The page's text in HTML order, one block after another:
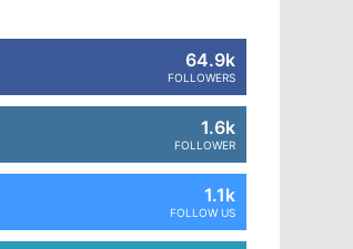
64.9k
FOLLOWERS
1.6k
FOLLOWER
1.1k
FOLLOW US